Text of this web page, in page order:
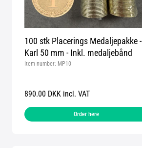
100 stk Placerings Medaljepakke -
Karl 50 mm - Inkl. medaljebånd
Item number: MP10
890.00 DKK incl. VAT
Order here